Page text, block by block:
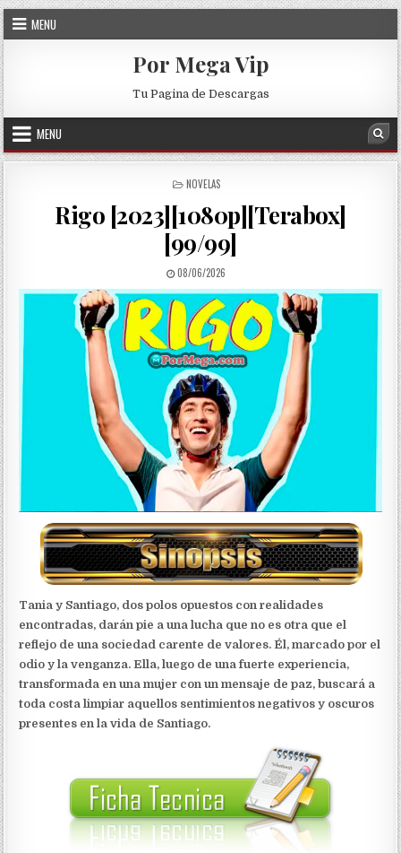
Skip to content
MENU
Por Mega Vip
Tu Pagina de Descargas
MENU
POSTED IN
NOVELAS
Rigo [2023][1080p][Terabox]
[99/99]
PUBLISHED DATE:
08/06/2026
Tania y Santiago, dos polos opuestos con realidades
encontradas, darán pie a una lucha que no es otra que el
reflejo de una sociedad carente de valores. Él, marcado por el
odio y la venganza. Ella, luego de una fuerte experiencia,
transformada en una mujer con un mensaje de paz, buscará a
toda costa limpiar aquellos sentimientos negativos y oscuros
presentes en la vida de Santiago.